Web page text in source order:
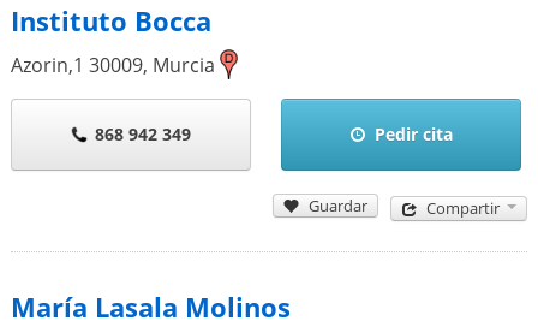
Instituto Bocca
Azorin,1 30009, Murcia
868 942 349 Pedir cita
Guardar Compartir
María Lasala Molinos